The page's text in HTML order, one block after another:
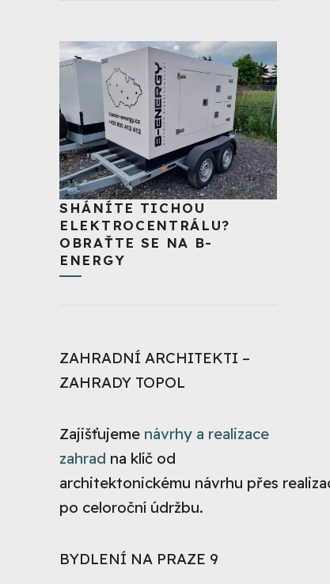
SHÁNÍTE TICHOU
ELEKTROCENTRÁLU?
OBRAŤTE SE NA B-
ENERGY
ZAHRADNÍ ARCHITEKTI –
ZAHRADY TOPOL
Zajišťujeme návrhy a realizace
zahrad na klíč od
architektonickému návrhu přes
po celoroční údržbu.
BYDLENÍ NA PRAZE 9